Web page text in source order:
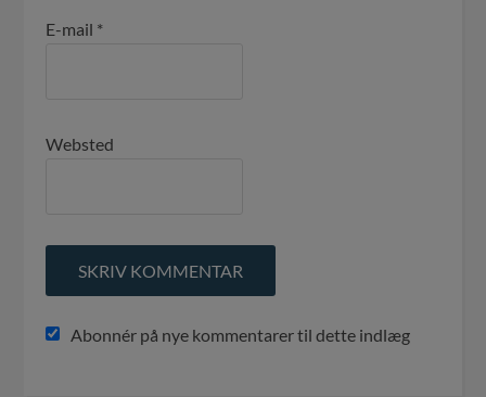
E-mail *
Websted
Abonnér på nye kommentarer til dette indlæg